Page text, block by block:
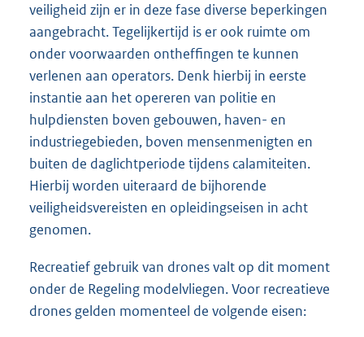
veiligheid zijn er in deze fase diverse beperkingen
aangebracht. Tegelijkertijd is er ook ruimte om
onder voorwaarden ontheffingen te kunnen
verlenen aan operators. Denk hierbij in eerste
instantie aan het opereren van politie en
hulpdiensten boven gebouwen, haven- en
industriegebieden, boven mensenmenigten en
buiten de daglichtperiode tijdens calamiteiten.
Hierbij worden uiteraard de bijhorende
veiligheidsvereisten en opleidingseisen in acht
genomen.
Recreatief gebruik van drones valt op dit moment
onder de Regeling modelvliegen. Voor recreatieve
drones gelden momenteel de volgende eisen: